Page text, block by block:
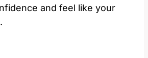
and feel like your